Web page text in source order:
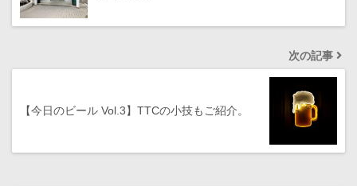
次の記事
【今日のビール Vol.3】TTCの小技もご紹介。